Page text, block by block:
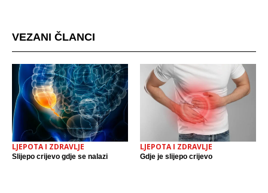
VEZANI ČLANCI
LJEPOTA I ZDRAVLJE
Slijepo crijevo gdje se nalazi
LJEPOTA I ZDRAVLJE
Gdje je slijepo crijevo